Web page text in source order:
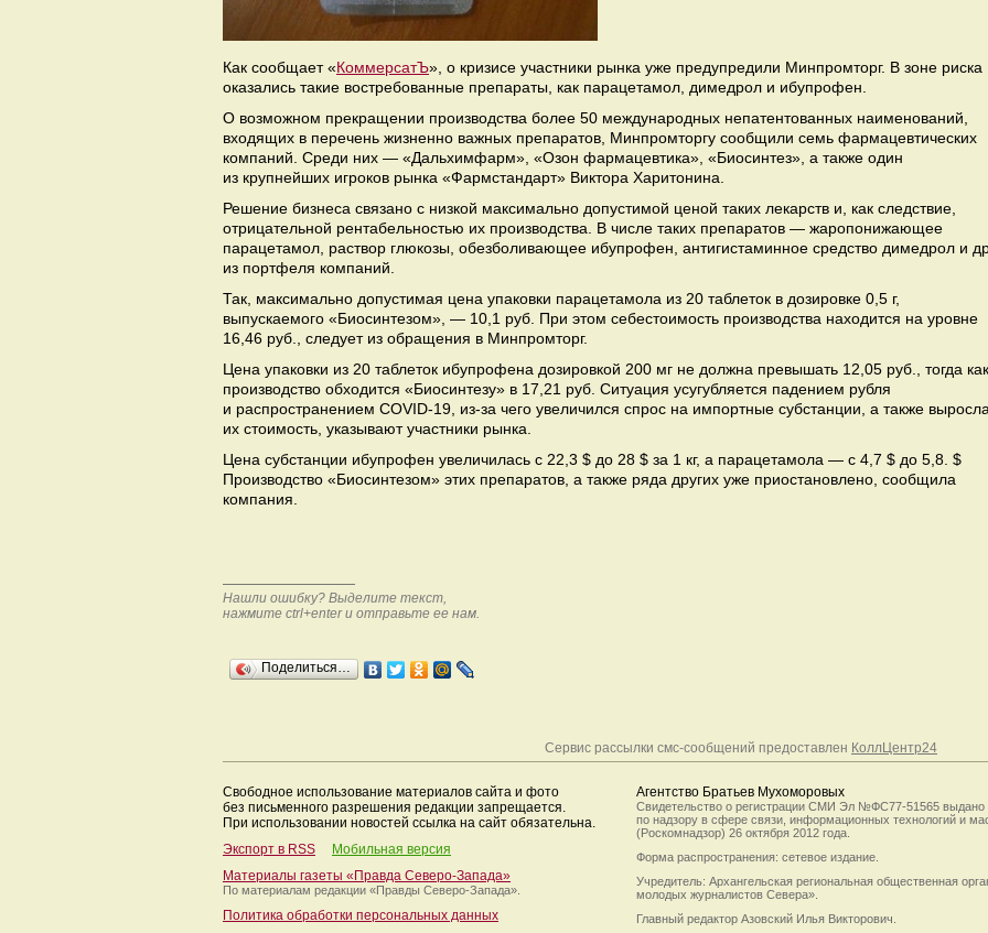
Как сообщает «КоммерсатЪ», о кризисе участники рынка уже предупредили Минпромторг. В зоне риска
оказались такие востребованные препараты, как парацетамол, димедрол и ибупрофен.
О возможном прекращении производства более 50 международных непатентованных наименований,
входящих в перечень жизненно важных препаратов, Минпромторгу сообщили семь фармацевтических
компаний. Среди них — «Дальхимфарм», «Озон фармацевтика», «Биосинтез», а также один
из крупнейших игроков рынка «Фармстандарт» Виктора Харитонина.
Решение бизнеса связано с низкой максимально допустимой ценой таких лекарств и, как следствие,
отрицательной рентабельностью их производства. В числе таких препаратов — жаропонижающее
парацетамол, раствор глюкозы, обезболивающее ибупрофен, антигистаминное средство димедрол и
из портфеля компаний.
Так, максимально допустимая цена упаковки парацетамола из 20 таблеток в дозировке 0,5 г,
выпускаемого «Биосинтезом», — 10,1 руб. При этом себестоимость производства находится на уровне
16,46 руб., следует из обращения в Минпромторг.
Цена упаковки из 20 таблеток ибупрофена дозировкой 200 мг не должна превышать 12,05 руб., тогда как
производство обходится «Биосинтезу» в 17,21 руб. Ситуация усугубляется падением рубля
и распространением COVID-19, из-за чего увеличился спрос на импортные субстанции, а также выросла
их стоимость, указывают участники рынка.
Цена субстанции ибупрофен увеличилась с 22,3 $ до 28 $ за 1 кг, а парацетамола — с 4,7 $ до 5,8. $
Производство «Биосинтезом» этих препаратов, а также ряда других уже приостановлено, сообщила
компания.
Нашли ошибку? Выделите текст,
нажмите ctrl+enter и отправьте ее нам.
Поделиться…
Сервис рассылки смс-сообщений предоставлен КоллЦентр24
Свободное использование материалов сайта и фото
без письменного разрешения редакции запрещается.
При использовании новостей ссылка на сайт обязательна.
Экспорт в RSS
Мобильная версия
Материалы газеты «Правда Северо-Запада»
По материалам редакции «Правды Северо-Запада».
Политика обработки персональных данных
Агентство Братьев Мухоморовых
Свидетельство о регистрации СМИ Эл №ФС77-51565 выдано
по надзору в сфере связи, информационных технологий и
(Роскомнадзор) 26 октября 2012 года.
Форма распространения: сетевое издание.
Учредитель: Архангельская региональная общественная
молодых журналистов Севера».
Главный редактор Азовский Илья Викторович.